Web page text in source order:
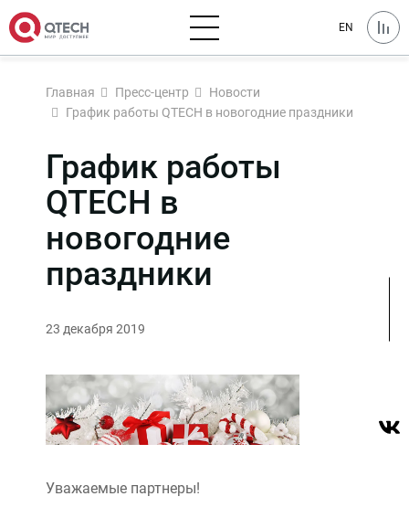
EN
Главная Пресс-центр
Новости
График работы QTECH в новогодние праздники
График работы
QTECH в
новогодние
праздники
23 декабря 2019
Уважаемые партнеры!